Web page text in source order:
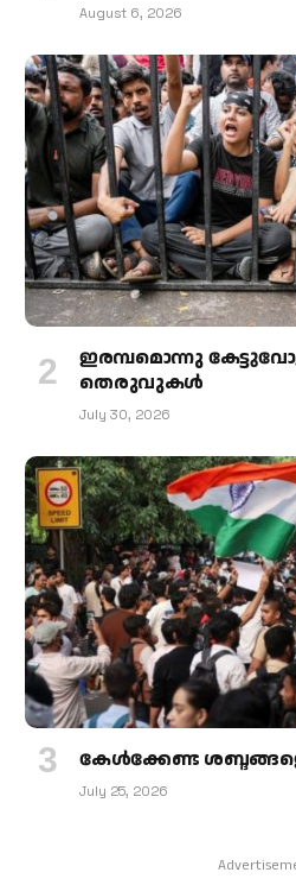
August 6, 2026
ഇരമ്പമൊന്നു
തെരുവുകള്‍
July 30, 2026
കേള്‍ക്കേണ്ട
July 25, 2026